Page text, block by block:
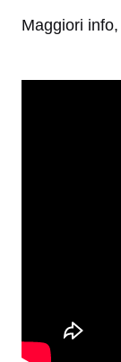
Maggiori info,